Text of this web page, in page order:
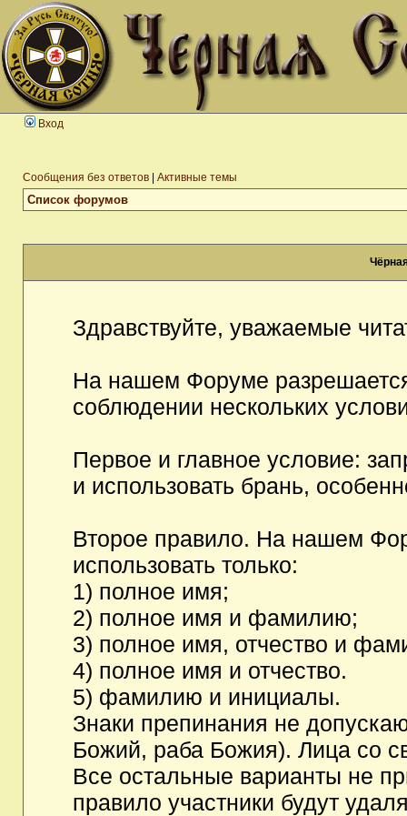
Вход
Сообщения без ответов Активные темы
Список форумов
Здравствуйте, уважаемые
На нашем Форуме
соблюдении нескольких
Первое и главное условие:
и использовать брань,
Второе правило. На нашем
использовать только:
1) полное имя;
2) полное имя и фамилию;
3) полное имя, отчество и
4) полное имя и отчество.
5) фамилию и инициалы.
Знаки препинания не
Божий, раба Божия). Лица со
Все остальные варианты не
правило участники будут